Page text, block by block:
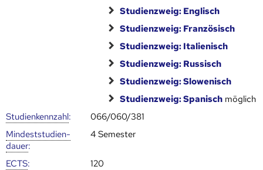
Studienzweig: Englisch
Studienzweig: Französisch
Studienzweig: Italienisch
Studienzweig: Russisch
Studienzweig: Slowenisch
Studienzweig: Spanisch möglich
Studien­kenn­zahl:
066/060/381
Mindest­studien­
dauer:
4 Semester
ECTS:
120